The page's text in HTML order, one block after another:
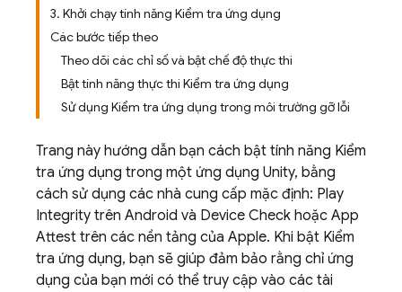
3. Khởi chạy tính năng Kiểm tra ứng dụng
Các bước tiếp theo
Theo dõi các chỉ số và bật chế độ thực thi
Bật tính năng thực thi Kiểm tra ứng dụng
Sử dụng Kiểm tra ứng dụng trong môi trường gỡ lỗi
Trang này hướng dẫn bạn cách bật tính năng Kiểm
tra ứng dụng trong một ứng dụng Unity, bằng
cách sử dụng các nhà cung cấp mặc định: Play
Integrity trên Android và Device Check hoặc App
Attest trên các nền tảng của Apple. Khi bật Kiểm
tra ứng dụng, bạn sẽ giúp đảm bảo rằng chỉ ứng
dụng của bạn mới có thể truy cập vào các tài